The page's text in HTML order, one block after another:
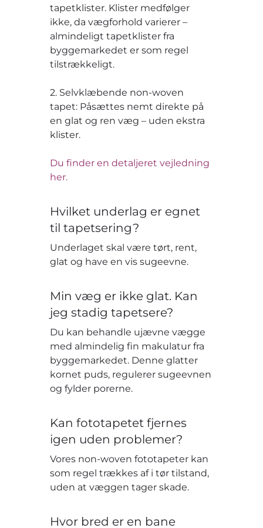
tapetklister. Klister medfølger
ikke, da vægforhold varierer –
almindeligt tapetklister fra
byggemarkedet er som regel
tilstrækkeligt.
2. Selvklæbende non-woven
tapet: Påsættes nemt direkte på
en glat og ren væg – uden ekstra
klister.
Du finder en detaljeret vejledning
her.
Hvilket underlag er egnet
til tapetsering?
Underlaget skal være tørt, rent,
glat og have en vis sugeevne.
Min væg er ikke glat. Kan
jeg stadig tapetsere?
Du kan behandle ujævne vægge
med almindelig fin makulatur fra
byggemarkedet. Denne glatter
kornet puds, regulerer sugeevnen
og fylder porerne.
Kan fototapetet fjernes
igen uden problemer?
Vores non-woven fototapeter kan
som regel trækkes af i tør tilstand,
uden at væggen tager skade.
Hvor bred er en bane